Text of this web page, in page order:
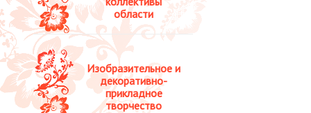
области
Изобразительное и
декоративно-
прикладное
творчество